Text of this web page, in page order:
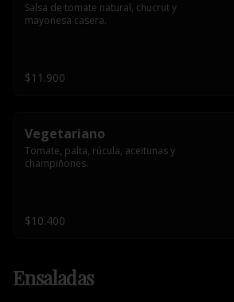
Salsa de tomate natural, chucrut y
mayonesa casera.
$11.900
Vegetariano
Tomate, palta, rúcula, aceitunas y
champiñones.
$10.400
Ensaladas